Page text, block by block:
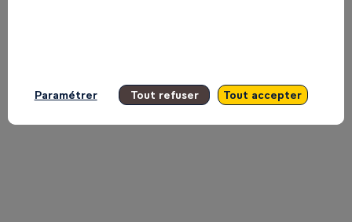
Orange
(sponsor
Paramétrer Tout refuser Tout accepter